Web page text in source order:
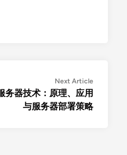
Next ArticleNext
务器技术：原理、应用
与服务器部署策略